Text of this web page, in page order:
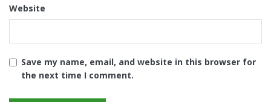
Website
Save my name, email, and website in this browser for
the next time I comment.